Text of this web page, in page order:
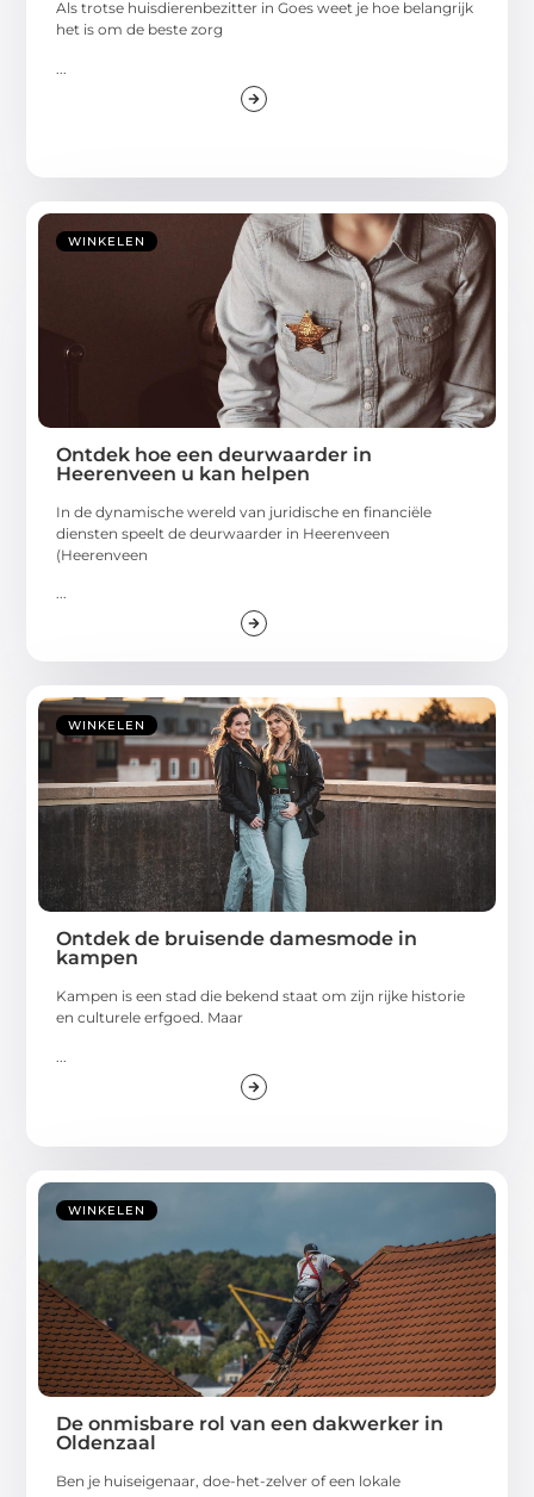
Als trotse huisdierenbezitter in Goes weet je hoe belangrijk
het is om de beste zorg
WINKELEN
Ontdek hoe een deurwaarder in
Heerenveen u kan helpen
In de dynamische wereld van juridische en financiële
diensten speelt de deurwaarder in Heerenveen
(Heerenveen
...
WINKELEN
Ontdek de bruisende damesmode in
kampen
Kampen is een stad die bekend staat om zijn rijke historie
en culturele erfgoed. Maar
WINKELEN
De onmisbare rol van een dakwerker in
Oldenzaal
Ben je huiseigenaar, doe-het-zelver of een lokale